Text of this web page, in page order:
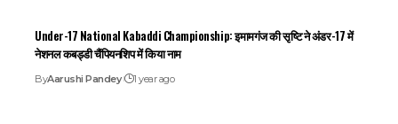
Under-17 National Kabaddi Championship: इमामगंज की सृष्टि ने अंडर-17 में
नेशनल कबड्डी चैंपियनशिप में किया नाम
ByAarushi Pandey 1 year ago